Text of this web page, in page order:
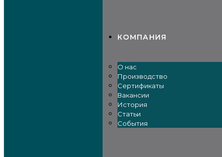
КОМПАНИЯ
О нас
Производство
Сертификаты
Вакансии
История
Статьи
События